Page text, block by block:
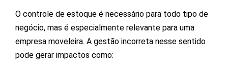
O controle de estoque é necessário para todo tipo de
negócio, mas é especialmente relevante para uma
empresa moveleira. A gestão incorreta nesse sentido
pode gerar impactos como: